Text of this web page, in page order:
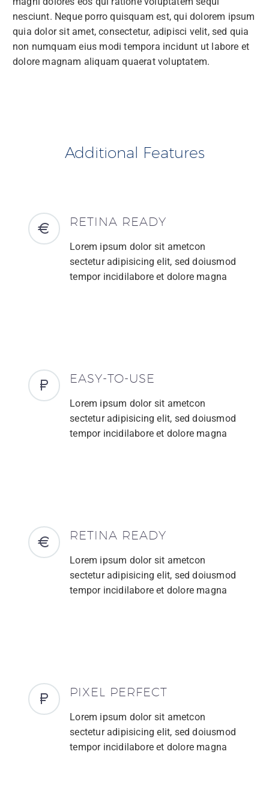
nesciunt. Neque porro quisquam est, qui dolorem ipsum
quia dolor sit amet, consectetur, adipisci velit, sed quia
non numquam eius modi tempora incidunt ut labore et
dolore magnam aliquam quaerat voluptatem.
Additional Features
RETINA READY
Lorem ipsum dolor sit ametcon
sectetur adipisicing elit, sed doiusmod
tempor incidilabore et dolore magna
EASY-TO-USE
Lorem ipsum dolor sit ametcon
sectetur adipisicing elit, sed doiusmod
tempor incidilabore et dolore magna
RETINA READY
Lorem ipsum dolor sit ametcon
sectetur adipisicing elit, sed doiusmod
tempor incidilabore et dolore magna
PIXEL PERFECT
Lorem ipsum dolor sit ametcon
sectetur adipisicing elit, sed doiusmod
tempor incidilabore et dolore magna